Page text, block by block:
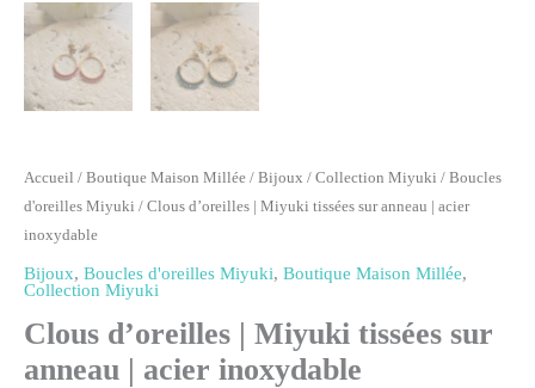
Accueil / Boutique Maison Millée / Bijoux / Collection Miyuki / Boucles
d'oreilles Miyuki / Clous d’oreilles | Miyuki tissées sur anneau | acier
inoxydable
Bijoux, Boucles d'oreilles Miyuki, Boutique Maison Millée,
Collection Miyuki
Clous d’oreilles | Miyuki tissées sur
anneau | acier inoxydable